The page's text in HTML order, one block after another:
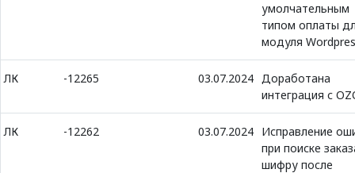
умолчательным
типом оплаты
модуля
ЛК -12265 03.07.2024 Доработана
интеграция с
ЛК -12262 03.07.2024 Исправление
при поиске
шифру после